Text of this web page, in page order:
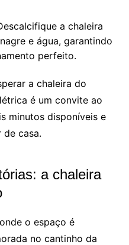
a chaleira
e água, garantindo
perfeito.
a chaleira do
é um convite ao
minutos disponíveis e
de casa.
a chaleira
o espaço é
no cantinho da